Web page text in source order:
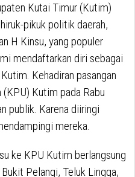
Kutai Timur (Kutim)
pikuk politik daerah,
H Kinsu, yang populer
mendaftarkan diri sebagai
Kehadiran pasangan
Kutim pada Rabu
publik. Karena diiringi
mereka.
ke KPU Kutim berlangsung
Pelangi, Teluk Lingga,